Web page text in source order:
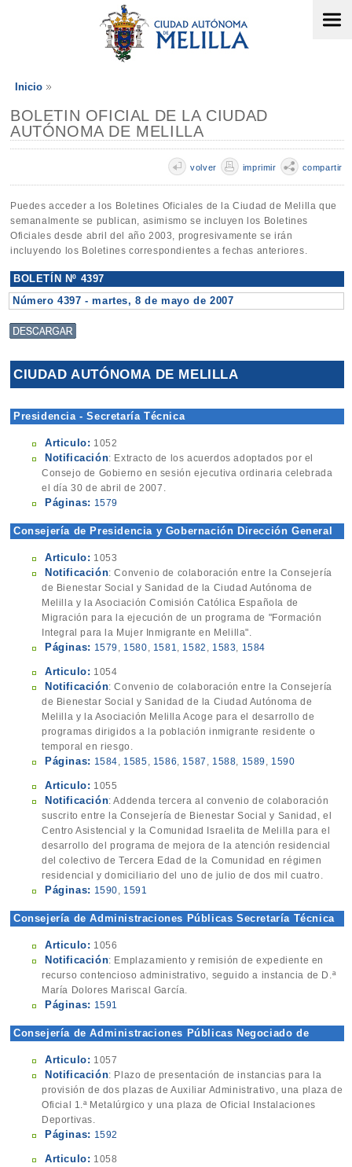
Inicio
BOLETIN OFICIAL DE LA CIUDAD
AUTÓNOMA DE MELILLA
volver imprimir compartir
Puedes acceder a los Boletines Oficiales de la Ciudad de Melilla que
semanalmente se publican, asimismo se incluyen los Boletines
Oficiales desde abril del año 2003, progresivamente se irán
incluyendo los Boletines correspondientes a fechas anteriores.
BOLETÍN Nº 4397
Número 4397 - martes, 8 de mayo de 2007
CIUDAD AUTÓNOMA DE MELILLA
Presidencia - Secretaría Técnica
Articulo: 1052
Notificación: Extracto de los acuerdos adoptados por el
Consejo de Gobierno en sesión ejecutiva ordinaria celebrada
el día 30 de abril de 2007.
Páginas: 1579
Consejería de Presidencia y Gobernación Dirección General
Articulo: 1053
Notificación: Convenio de colaboración entre la Consejería
de Bienestar Social y Sanidad de la Ciudad Autónoma de
Melilla y la Asociación Comisión Católica Española de
Migración para la ejecución de un programa de "Formación
Integral para la Mujer Inmigrante en Melilla".
Páginas: 1579 , 1580, 1581, 1582 , 1583, 1584
Articulo: 1054
Notificación: Convenio de colaboración entre la Consejería
de Bienestar Social y Sanidad de la Ciudad Autónoma de
Melilla y la Asociación Melilla Acoge para el desarrollo de
programas dirigidos a la población inmigrante residente o
temporal en riesgo.
Páginas: 1584, 1585, 1586, 1587 , 1588, 1589 , 1590
Articulo: 1055
Notificación: Addenda tercera al convenio de colaboración
suscrito entre la Consejería de Bienestar Social y Sanidad, el
Centro Asistencial y la Comunidad Israelita de Melilla para el
desarrollo del programa de mejora de la atención residencial
del colectivo de Tercera Edad de la Comunidad en régimen
residencial y domiciliario del uno de julio de dos mil cuatro.
Páginas: 1590, 1591
Consejería de Administraciones Públicas Secretaría Técnica
Articulo: 1056
Notificación: Emplazamiento y remisión de expediente en
recurso contencioso administrativo, seguido a instancia de D.ª
María Dolores Mariscal García.
Páginas: 1591
Consejería de Administraciones Públicas Negociado de
Articulo: 1057
Notificación: Plazo de presentación de instancias para la
provisión de dos plazas de Auxiliar Administrativo, una plaza de
Oficial 1.ª Metalúrgico y una plaza de Oficial Instalaciones
Deportivas.
Páginas: 1592
Articulo: 1058